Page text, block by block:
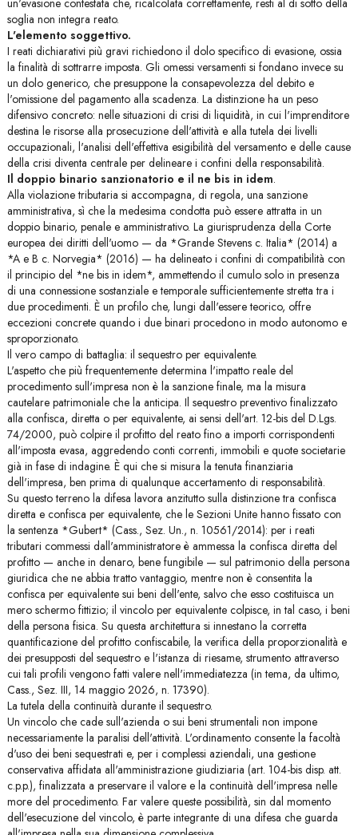
un'evasione contestata che, ricalcolata correttamente, resti al di sotto della
soglia non integra reato.
L'elemento soggettivo.
I reati dichiarativi più gravi richiedono il dolo specifico di evasione, ossia
la finalità di sottrarre imposta. Gli omessi versamenti si fondano invece su
un dolo generico, che presuppone la consapevolezza del debito e
l'omissione del pagamento alla scadenza. La distinzione ha un peso
difensivo concreto: nelle situazioni di crisi di liquidità, in cui l'imprenditore
destina le risorse alla prosecuzione dell'attività e alla tutela dei livelli
occupazionali, l'analisi dell'effettiva esigibilità del versamento e delle cause
della crisi diventa centrale per delineare i confini della responsabilità.
Il doppio binario sanzionatorio e il ne bis in idem.
Alla violazione tributaria si accompagna, di regola, una sanzione
amministrativa, sì che la medesima condotta può essere attratta in un
doppio binario, penale e amministrativo. La giurisprudenza della Corte
europea dei diritti dell'uomo — da *Grande Stevens c. Italia* (2014) a
*A e B c. Norvegia* (2016) — ha delineato i confini di compatibilità con
il principio del *ne bis in idem*, ammettendo il cumulo solo in presenza
di una connessione sostanziale e temporale sufficientemente stretta tra i
due procedimenti. È un profilo che, lungi dall'essere teorico, offre
eccezioni concrete quando i due binari procedono in modo autonomo e
sproporzionato.
Il vero campo di battaglia: il sequestro per equivalente.
L'aspetto che più frequentemente determina l'impatto reale del
procedimento sull'impresa non è la sanzione finale, ma la misura
cautelare patrimoniale che la anticipa. Il sequestro preventivo finalizzato
alla confisca, diretta o per equivalente, ai sensi dell'art. 12-bis del D.Lgs.
74/2000, può colpire il profitto del reato fino a importi corrispondenti
all'imposta evasa, aggredendo conti correnti, immobili e quote societarie
già in fase di indagine. È qui che si misura la tenuta finanziaria
dell'impresa, ben prima di qualunque accertamento di responsabilità.
Su questo terreno la difesa lavora anzitutto sulla distinzione tra confisca
diretta e confisca per equivalente, che le Sezioni Unite hanno fissato con
la sentenza *Gubert* (Cass., Sez. Un., n. 10561/2014): per i reati
tributari commessi dall'amministratore è ammessa la confisca diretta del
profitto — anche in denaro, bene fungibile — sul patrimonio della persona
giuridica che ne abbia tratto vantaggio, mentre non è consentita la
confisca per equivalente sui beni dell'ente, salvo che esso costituisca un
mero schermo fittizio; il vincolo per equivalente colpisce, in tal caso, i beni
della persona fisica. Su questa architettura si innestano la corretta
quantificazione del profitto confiscabile, la verifica della proporzionalità e
dei presupposti del sequestro e l'istanza di riesame, strumento attraverso
cui tali profili vengono fatti valere nell'immediatezza (in tema, da ultimo,
Cass., Sez. III, 14 maggio 2026, n. 17390).
La tutela della continuità durante il sequestro.
Un vincolo che cade sull'azienda o sui beni strumentali non impone
necessariamente la paralisi dell'attività. L'ordinamento consente la facoltà
d'uso dei beni sequestrati e, per i complessi aziendali, una gestione
conservativa affidata all'amministrazione giudiziaria (art. 104-bis disp. att.
c.p.p.), finalizzata a preservare il valore e la continuità dell'impresa nelle
more del procedimento. Far valere queste possibilità, sin dal momento
dell'esecuzione del vincolo, è parte integrante di una difesa che guarda